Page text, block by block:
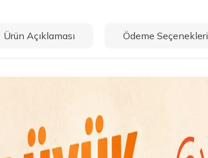
Ürün Açıklaması Ödeme Seçenekleri